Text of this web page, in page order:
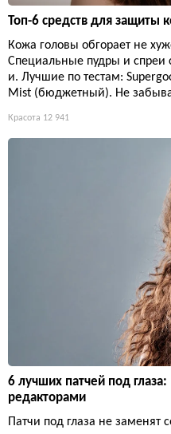
Топ-6 средств для защиты
Кожа головы обгорает не
Специальные пудры и спреи
и. Лучшие по тестам:
Mist (бюджетный). Не
Красота 12 941
6 лучших патчей под
редакторами
Патчи под глаза не заменят